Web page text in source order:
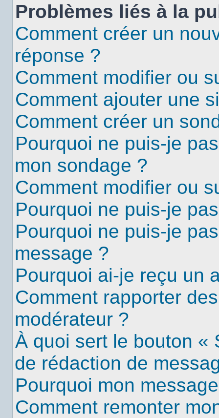
Problèmes liés à la
Comment créer un
réponse ?
Comment modifier ou
Comment ajouter une
Comment créer un
Pourquoi ne puis-je
mon sondage ?
Comment modifier ou
Pourquoi ne puis-je
Pourquoi ne puis-je
message ?
Pourquoi ai-je reçu un
Comment rapporter
modérateur ?
À quoi sert le bouton «
de rédaction de
Pourquoi mon
Comment remonter